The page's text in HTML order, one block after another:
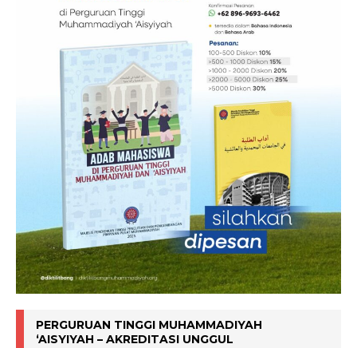
PERGURUAN TINGGI MUHAMMADIYAH
‘AISYIYAH – AKREDITASI UNGGUL